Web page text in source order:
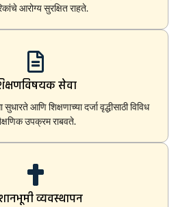
आरोग्य सुरक्षित राहते.
सेवा
आणि शिक्षणाच्या दर्जा वृद्धीसाठी विविध
उपक्रम राबवते.
व्यवस्थापन